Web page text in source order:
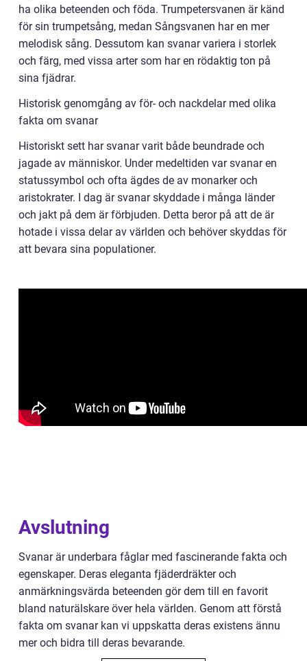
ha olika beteenden och föda. Trumpetersvanen är känd
för sin trumpetsång, medan Sångsvanen har en mer
melodisk sång. Dessutom kan svanar variera i storlek
och färg, med vissa arter som har en rödaktig ton på
sina fjädrar.
Historisk genomgång av för- och nackdelar med olika
fakta om svanar
Historiskt sett har svanar varit både beundrade och
jagade av människor. Under medeltiden var svanar en
statussymbol och ofta ägdes de av monarker och
aristokrater. I dag är svanar skyddade i många länder
och jakt på dem är förbjuden. Detta beror på att de är
hotade i vissa delar av världen och behöver skyddas för
att bevara sina populationer.
Avslutning
Svanar är underbara fåglar med fascinerande fakta och
egenskaper. Deras eleganta fjäderdräkter och
anmärkningsvärda beteenden gör dem till en favorit
bland naturälskare över hela världen. Genom att förstå
fakta om svanar kan vi uppskatta deras existens ännu
mer och bidra till deras bevarande.